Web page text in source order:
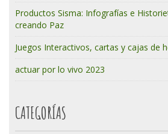
Productos Sisma: Infografías e
creando Paz
Juegos Interactivos, cartas y cajas de
actuar por lo vivo 2023
CATEGORÍAS